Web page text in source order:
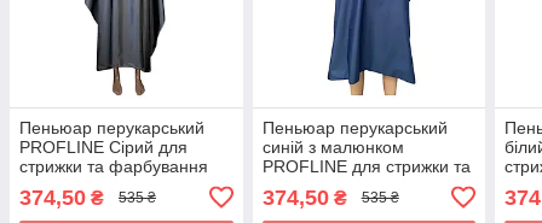
Пеньюар перукарський
PROFLINE Сірий для
стрижки та фарбування
тканини 145×145 см. Арт
374,50 ₴ 535 ₴
Пеньюар перукарський
синій з малюнком
PROFLINE для стрижки та
плащової тканини
374,50₴ 535 ₴